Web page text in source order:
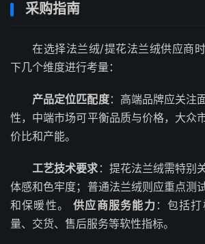
采购指南
在选择法兰绒/提花法兰绒供应商
下几个维度进行考量：
产品定位匹配度：高端品牌应关注
性，中端市场可平衡品质与价格，大众
价比和产能。
工艺技术要求 ：提花法兰绒需特别
体感和色牢度；普通法兰绒则应重点测
和保暖性。供应商服务能力 ：包括
量、交货、售后服务等软性指标。